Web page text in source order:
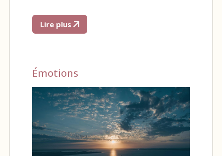
Lire plus
Émotions